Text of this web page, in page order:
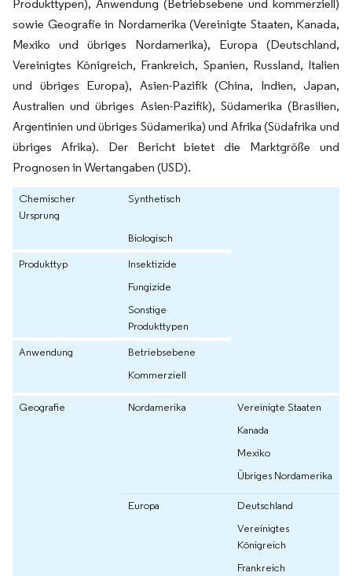
Produkttypen), Anwendung (Betriebsebene und kommerziell)
sowie Geografie in Nordamerika (Vereinigte Staaten, Kanada,
Mexiko und übriges Nordamerika), Europa (Deutschland,
Vereinigtes Königreich, Frankreich, Spanien, Russland, Italien
und übriges Europa), Asien-Pazifik (China, Indien, Japan,
Australien und übriges Asien-Pazifik), Südamerika (Brasilien,
Argentinien und übriges Südamerika) und Afrika (Südafrika und
übriges Afrika). Der Bericht bietet die Marktgröße und
Prognosen in Wertangaben (USD).
Chemischer
Ursprung
Synthetisch
Biologisch
Produkttyp
Insektizide
Fungizide
Sonstige
Produkttypen
Anwendung
Betriebsebene
Kommerziell
Geografie Nordamerika
Vereinigte Staaten
Kanada
Mexiko
Übriges Nordamerika
Europa
Deutschland
Vereinigtes
Königreich
Frankreich